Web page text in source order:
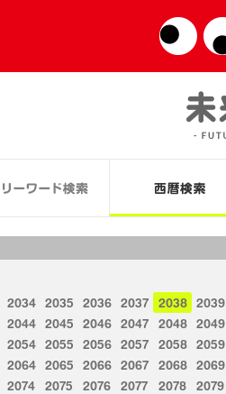
2034 2035 2036 2037 2038 2039
2044 2045 2046 2047 2048 2049
2054 2055 2056 2057 2058 2059
2064 2065 2066 2067 2068 2069
2074 2075 2076 2077 2078
2079